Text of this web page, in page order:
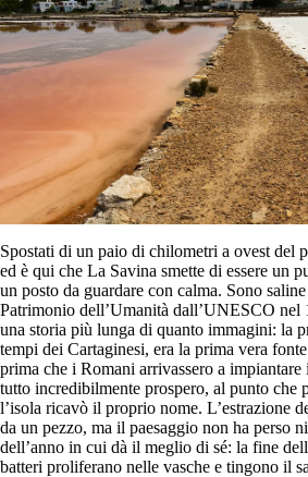
Spostati di un paio di chilometri a ovest del
ed è qui che La Savina smette di essere un
un posto da guardare con calma. Sono
Patrimonio dell’Umanità dall’UNESCO nel
una storia più lunga di quanto immagini: la
tempi dei Cartaginesi, era la prima vera
prima che i Romani arrivassero a
tutto incredibilmente prospero, al punto che
l’isola ricavò il proprio nome. L’estrazione
da un pezzo, ma il paesaggio non ha perso
dell’anno in cui dà il meglio di sé: la fine
batteri proliferano nelle vasche e tingono il